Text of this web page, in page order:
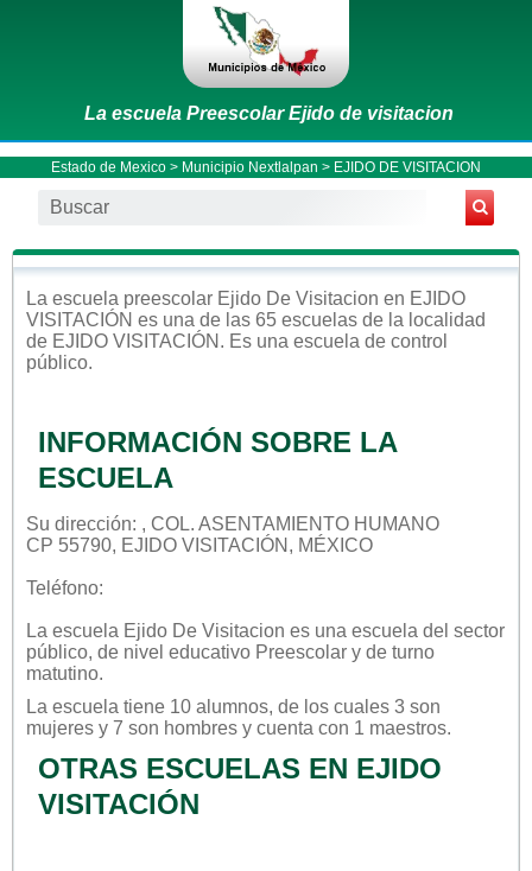
La escuela Preescolar Ejido de visitacion
Estado de Mexico > Municipio Nextlalpan > EJIDO DE VISITACION
La escuela preescolar Ejido De Visitacion en EJIDO
VISITACIÓN es una de las 65 escuelas de la localidad
de EJIDO VISITACIÓN . Es una escuela de control
público.
INFORMACIÓN SOBRE LA
ESCUELA
Su dirección: , COL. ASENTAMIENTO HUMANO
CP 55790, EJIDO VISITACIÓN, MÉXICO
Teléfono:
La escuela Ejido De Visitacion es una escuela del sector
público, de nivel educativo Preescolar y de turno
matutino.
La escuela tiene 10 alumnos, de los cuales 3 son
mujeres y 7 son hombres y cuenta con 1 maestros.
OTRAS ESCUELAS EN EJIDO
VISITACIÓN